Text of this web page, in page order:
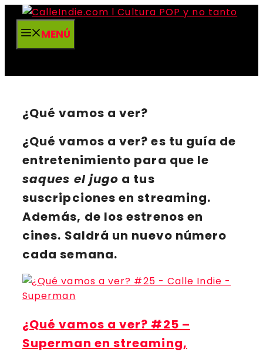
Saltar
contenidoMENÚ
¿Qué vamos a ver?
¿Qué vamos a ver? es tu guía de
entretenimiento para que le
saques el jugo a tus
suscripciones enstreaming.
Además, de los estrenos en
cines. Saldrá un nuevo número
cada semana.
¿Qué vamos a ver? #25 –
Superman en streaming,